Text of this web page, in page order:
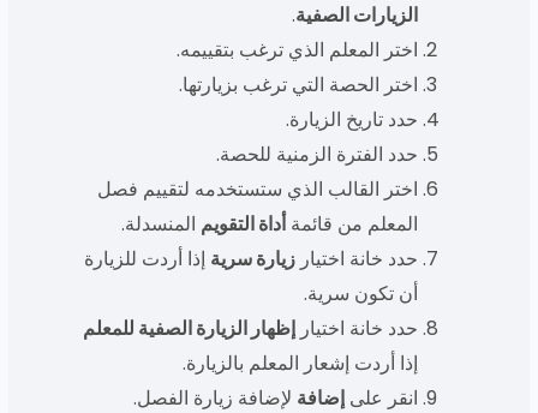
الزيارات الصفية.
اختر المعلم الذي ترغب بتقييمه.
اختر الحصة التي ترغب بزيارتها.
حدد تاريخ الزيارة.
حدد الفترة الزمنية للحصة.
اختر القالب الذي ستستخدمه لتقييم فصل
المعلم من قائمةأداة التقويم المنسدلة.
حدد خانة اختيارزيارة سرية إذا أردت للزيارة
أن تكون سرية.
حدد خانة اختيارإظهار الزيارة الصفية للمعلم
إذا أردت إشعار المعلم بالزيارة.
انقر علىإضافة لإضافة زيارة الفصل.